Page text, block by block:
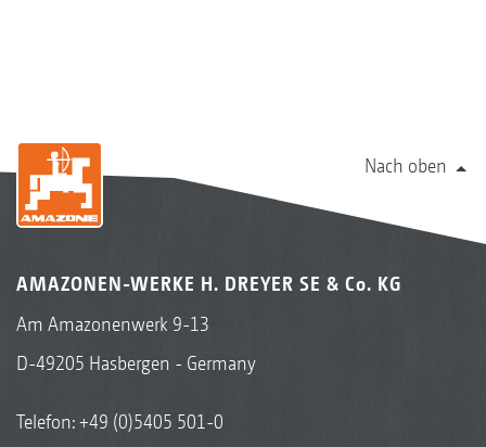
Nach oben
AMAZONEN-WERKE H. DREYER SE & Co. KG
Am Amazonenwerk 9-13
D-49205 Hasbergen - Germany
Telefon:+49 (0)5405 501-0